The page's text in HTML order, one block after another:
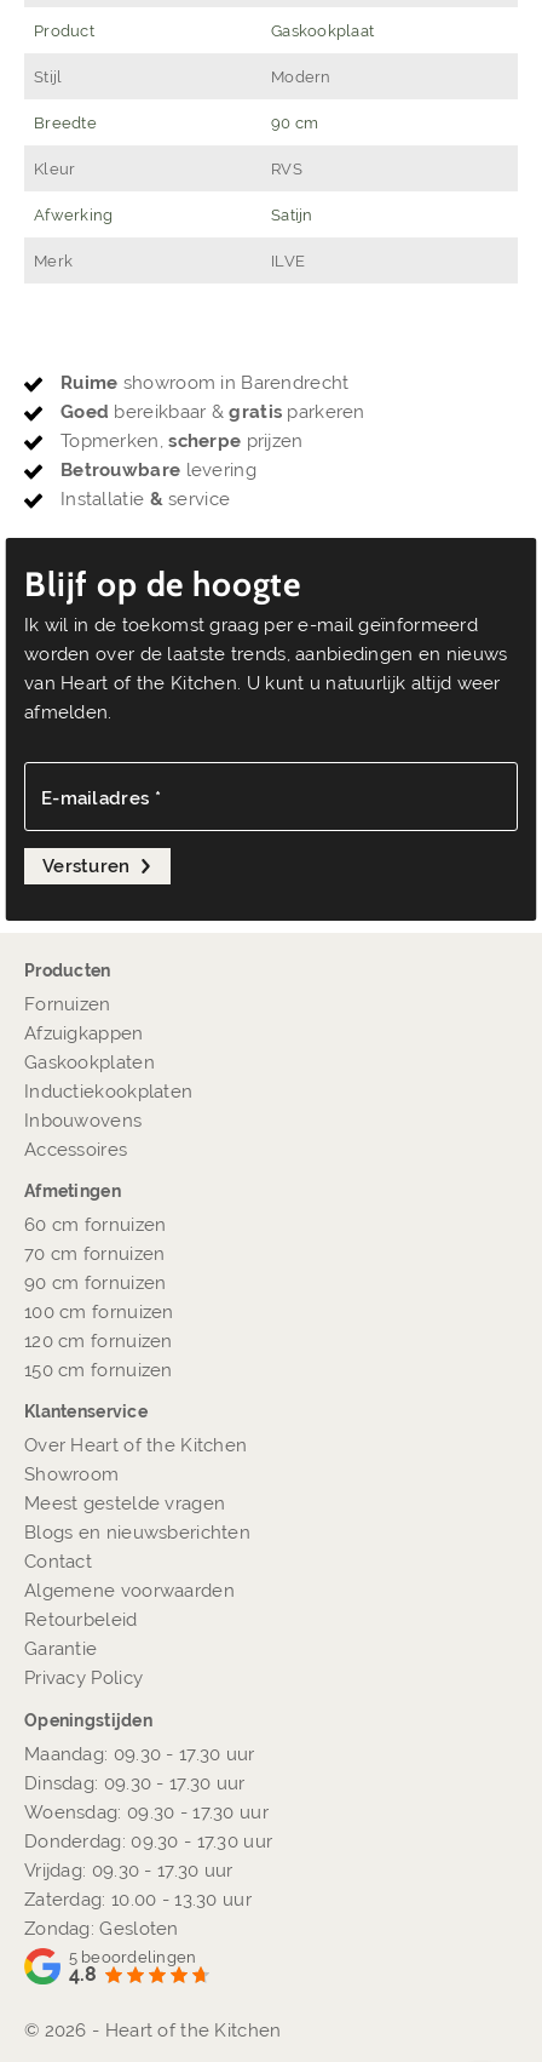
Product Gaskookplaat
Stijl Modern
Breedte 90 cm
Kleur RVS
Afwerking Satijn
Merk ILVE
Ruime showroom in Barendrecht
Goed bereikbaar &gratis parkeren
Topmerken,scherpe prijzen
Betrouwbare levering
Installatie & service
Blijf op de hoogte
Ik wil in de toekomst graag per e-mail geïnformeerd
worden over de laatste trends, aanbiedingen en nieuws
van Heart of the Kitchen. U kunt u natuurlijk altijd weer
afmelden.
E-mailadres *
Versturen
Producten
Fornuizen
Afzuigkappen
Gaskookplaten
Inductiekookplaten
Inbouwovens
Accessoires
Afmetingen
60 cm fornuizen
70 cm fornuizen
90 cm fornuizen
100 cm fornuizen
120 cm fornuizen
150 cm fornuizen
Klantenservice
Over Heart of the Kitchen
Showroom
Meest gestelde vragen
Blogs en nieuwsberichten
Contact
Algemene voorwaarden
Retourbeleid
Garantie
Privacy Policy
Openingstijden
Maandag: 09.30 - 17.30 uur
Dinsdag: 09.30 - 17.30 uur
Woensdag: 09.30 - 17.30 uur
Donderdag: 09.30 - 17.30 uur
Vrijdag: 09.30 - 17.30 uur
Zaterdag: 10.00 - 13.30 uur
Zondag: Gesloten
5beoordelingen
4.8
© 2026 - Heart of the Kitchen